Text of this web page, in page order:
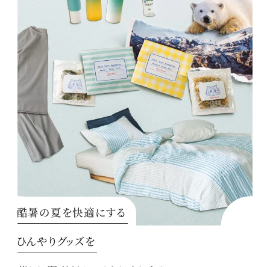
酷暑の夏を快適にする
ひんやりグッズを